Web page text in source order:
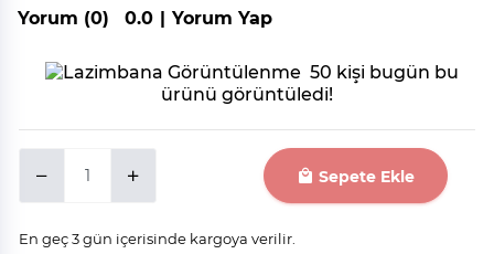
Yorum (0) 0.0 | Yorum Yap
50 kişi bugün bu
ürünü görüntüledi!
Sepete Ekle
En geç 3 gün içerisinde kargoya verilir.